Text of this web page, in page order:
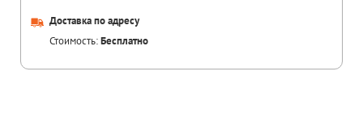
Доставка по адресу
Стоимость:Бесплатно